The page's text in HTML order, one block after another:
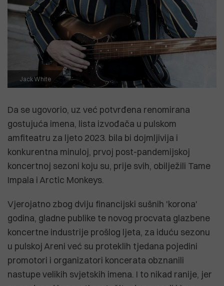
Jack White
Da se ugovorio, uz već potvrđena renomirana
gostujuća imena, lista izvođača u pulskom
amfiteatru za ljeto 2023. bila bi dojmljivija i
konkurentna minuloj, prvoj post-pandemijskoj
koncertnoj sezoni koju su, prije svih, obilježili Tame
Impala i Arctic Monkeys.
Vjerojatno zbog dviju financijski sušnih 'korona'
godina, gladne publike te novog procvata glazbene
koncertne industrije prošlog ljeta, za iduću sezonu
u pulskoj Areni već su proteklih tjedana pojedini
promotori i organizatori koncerata obznanili
nastupe velikih svjetskih imena. I to nikad ranije, jer